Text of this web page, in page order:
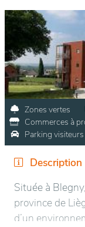
Zones vertes
Commerces à
Parking visiteurs
Description
Située à
province de
d’un